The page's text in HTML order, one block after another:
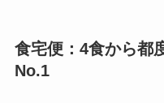
食宅便：4食から都
No.1